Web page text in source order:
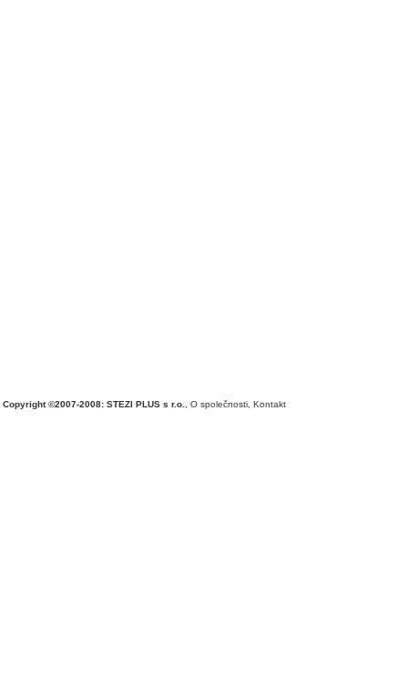
Copyright ©2007-2008: STEZI PLUS s r.o. O společnosti Kontakt